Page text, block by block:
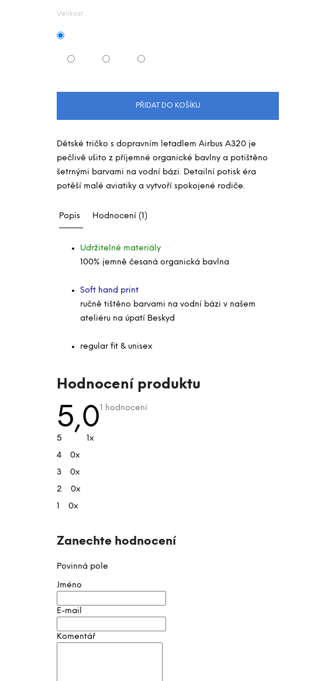
Dětské tričko s dopravním letadlem Airbus A320 je
pečlivě ušito z příjemné organické bavlny a potištěno
šetrnými barvami na vodní bázi. Detailní potisk éra
potěší malé aviatiky a vytvoří spokojené rodiče.
Velikost
PŘIDAT DO KOŠÍKU
Popis Hodnocení (1)
Udržitelné materiály
100% jemně česaná organická bavlna
Soft hand print
ručně tištěno barvami na vodní bázi v našem
ateliéru na úpatí Beskyd
regular fit & unisex
Hodnocení produktu
5,0Průměrné
1 hodnocení
5
1x
4
0x
3
0x
2
0x
1
0x
Zanechte hodnocení
Povinná pole
Jméno
E-mail
Komentář
V
p
i
s
o
d
n
c
n